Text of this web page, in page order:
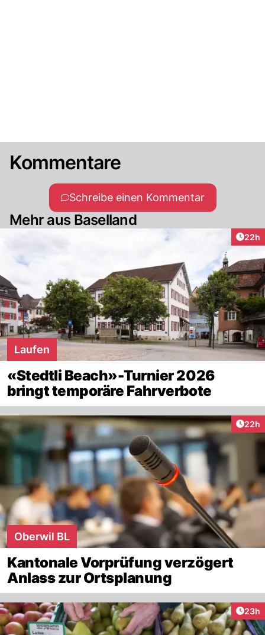
Kommentare
Schreibe einen Kommentar
Mehr aus Baselland
22h
Laufen
«Stedtli Beach»-Turnier 2026
bringt temporäre Fahrverbote
22h
Oberwil BL
Kantonale Vorprüfung verzögert
Anlass zur Ortsplanung
23h